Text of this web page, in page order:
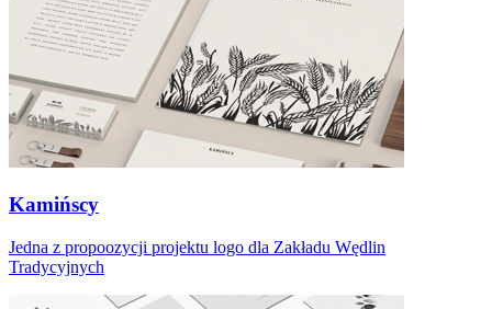
Kamińscy
Jedna z propoozycji projektu logo dla Zakładu Wędlin
Tradycyjnych